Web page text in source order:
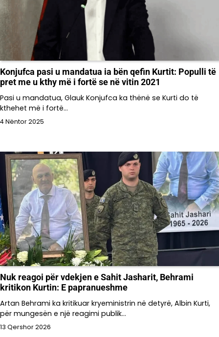
Konjufca pasi u mandatua ia bën qefin Kurtit: Populli të
pret me u kthy më i fortë se në vitin 2021
Pasi u mandatua, Glauk Konjufca ka thënë se Kurti do të
kthehet më i fortë…
4 Nëntor 2025
Nuk reagoi për vdekjen e Sahit Jasharit, Behrami
kritikon Kurtin: E papranueshme
Artan Behrami ka kritikuar kryeministrin në detyrë, Albin Kurti,
për mungesën e një reagimi publik…
13 Qershor 2026